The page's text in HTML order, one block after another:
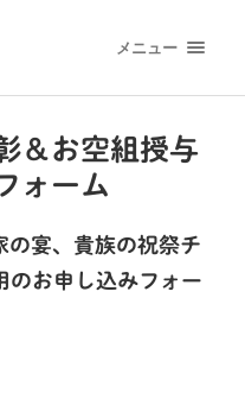
メニュー
＆お空組授与
ォーム
の宴、貴族の祝祭チ
のお申し込みフォー